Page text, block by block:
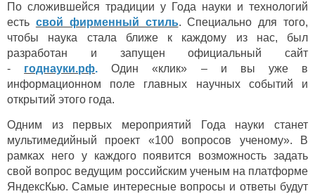
По сложившейся традиции у Года науки и технологий
есть свой фирменный стиль. Специально для того,
чтобы наука стала ближе к каждому из нас, был
разработан и запущен официальный сайт
- годнауки.рф. Один «клик» – и вы уже в
информационном поле главных научных событий и
открытий этого года.
Одним из первых мероприятий Года науки станет
мультимедийный проект «100 вопросов ученому». В
рамках него у каждого появится возможность задать
свой вопрос ведущим российским ученым на платформе
ЯндексКью. Самые интересные вопросы и ответы будут